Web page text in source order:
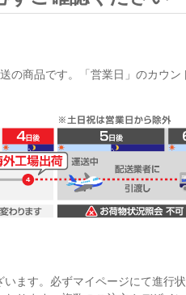
の商品です。「営業日」のカウ
ます。必ずマイページにて進行状